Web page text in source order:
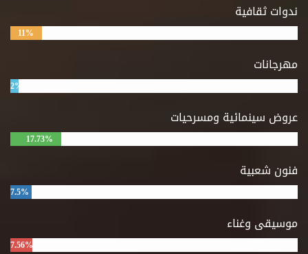
ندوات ثقافية
11%
مهرجانات
2%
عروض سينمائية ومسرحيات
17.73%
فنون شعبية
7.5%
موسيقى وغناء
7.56%